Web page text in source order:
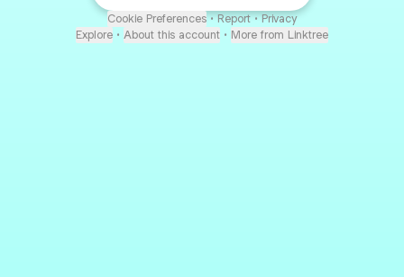
Cookie Preferences • Report • Privacy
Explore • About this account • More from Linktree